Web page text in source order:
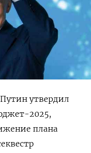
утвердил
2025,
плана